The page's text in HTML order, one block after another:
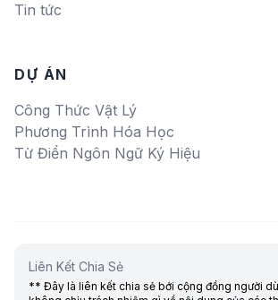
Tin tức
DỰ ÁN
Công Thức Vật Lý
Phương Trình Hóa Học
Từ Điển Ngôn Ngữ Ký Hiệu
Liên Kết Chia Sẻ
** Đây là liên kết chia sẻ bới cộng đồng người